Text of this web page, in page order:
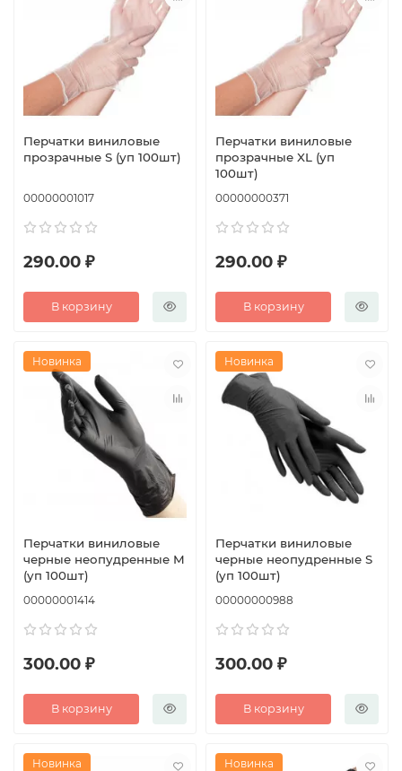
Перчатки виниловые
прозрачные S (уп 100шт)
00000001017
290.00 ₽
В корзину
Перчатки виниловые
прозрачные XL (уп
100шт)
00000000371
290.00 ₽
В корзину
Новинка
Перчатки виниловые
черные неопудренные M
(уп 100шт)
00000001414
300.00 ₽
В корзину
Новинка
Перчатки виниловые
черные неопудренные S
(уп 100шт)
00000000988
300.00 ₽
В корзину
Новинка Новинка